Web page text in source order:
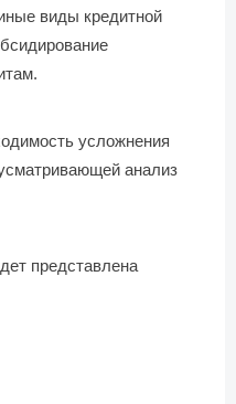
виды кредитной
усложнения
анализ
представлена